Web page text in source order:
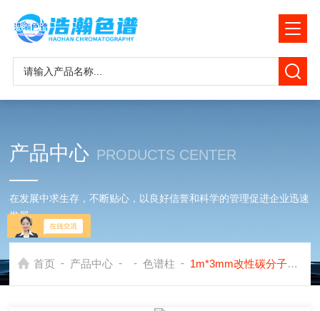
产品中心 PRODUCTS CENTER
在发展中求生存，不断贴心，以良好信誉和科学的管理促进企业迅速
发展
首页 - 产品中心 - - 色谱柱 - 1m*3mm改性碳分子筛色谱柱应用安捷伦7890